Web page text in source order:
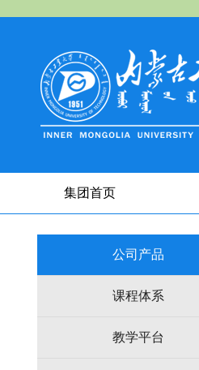
集团首页
公司产品
课程体系
教学平台